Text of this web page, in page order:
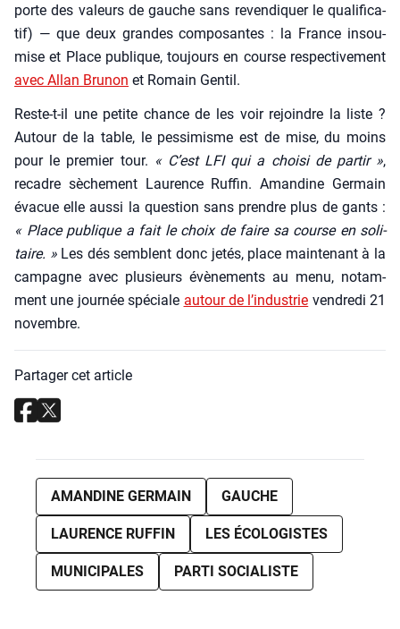
porte des valeurs de gauche sans reven­di­quer le qua­li­fi­ca­
tif) — que deux grandes com­po­santes : la France insou­
mise et Place publique, tou­jours en course res­pec­ti­ve­ment
avec Allan Bru­non et Romain Gen­til.
Reste-t-il une petite chance de les voir rejoindre la liste ?
Autour de la table, le pes­si­misme est de mise, du moins
pour le pre­mier tour. « C’est LFI qui a choi­si de par­tir »,
recadre sèche­ment Lau­rence Ruf­fin. Aman­dine Ger­main
éva­cue elle aus­si la ques­tion sans prendre plus de gants :
« Place publique a fait le choix de faire sa course en soli­
taire. »Les dés semblent donc jetés, place main­te­nant à la
cam­pagne avec plu­sieurs évè­ne­ments au menu, notam­
ment une jour­née spé­ciale autour de l’in­dus­trie ven­dre­di 21
novembre.
Partager cet article
AMANDINE GERMAIN GAUCHE
LAURENCE RUFFIN LES ÉCOLOGISTES
MUNICIPALES PARTI SOCIALISTE